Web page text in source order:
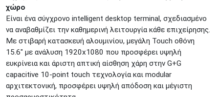
ΜΕΤΑΜΟΡΦΩΣΗ
Τατοϊόυ 117
ΓΛΥΦΑΔΑ
A. Παπανδρέου 4
ΚΟΛΩΝΟΣ
Πτολεμαίου Κλαύδιου 8
ΚΕΝΤΡΙΚΕΣ ΑΠΟΘΗΚΕΣ
ΘΕΣΣΑΛΟΝΙΚΗ
Δωδεκανήσου 28 &
Πολυτεχνείου
Η Διαθεσιμότητα μεταβάλλεται συνεχώς
χώρο
Είναι ένα σύγχρονο intelligent desktop terminal, σχεδιασμένο
να αναβαθμίζει την καθημερινή λειτουργία κάθε επιχείρησης.
Με στιβαρή κατασκευή αλουμινίου, μεγάλη Touch οθόνη
15.6" με ανάλυση 1920x1080 που προσφέρει υψηλή
ευκρίνεια και άριστη απτική αίσθηση χάρη στην G+G
capacitive 10-point touch τεχνολογία και modular
αρχιτεκτονική, προσφέρει υψηλή απόδοση και μέγιστη